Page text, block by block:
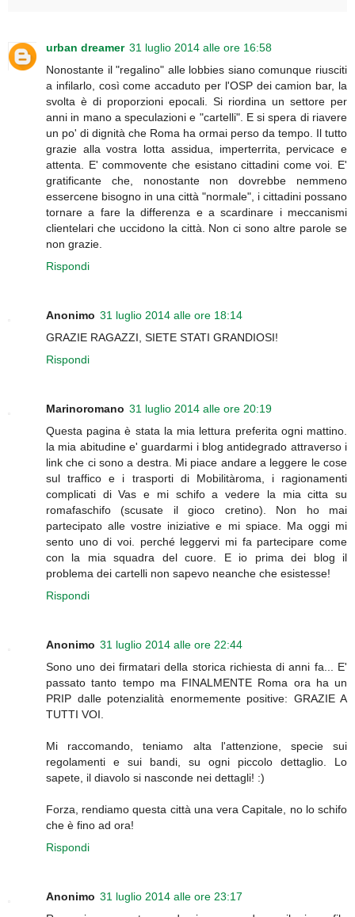
urban dreamer 31 luglio 2014 alle ore 16:58
Nonostante il "regalino" alle lobbies siano comunque riusciti
a infilarlo, così come accaduto per l'OSP dei camion bar, la
svolta è di proporzioni epocali. Si riordina un settore per
anni in mano a speculazioni e "cartelli". E si spera di riavere
un po' di dignità che Roma ha ormai perso da tempo. Il tutto
grazie alla vostra lotta assidua, imperterrita, pervicace e
attenta. E' commovente che esistano cittadini come voi. E'
gratificante che, nonostante non dovrebbe nemmeno
essercene bisogno in una città "normale", i cittadini possano
tornare a fare la differenza e a scardinare i meccanismi
clientelari che uccidono la città. Non ci sono altre parole se
non grazie.
Rispondi
Anonimo 31 luglio 2014 alle ore 18:14
GRAZIE RAGAZZI, SIETE STATI GRANDIOSI!
Rispondi
Marinoromano 31 luglio 2014 alle ore 20:19
Questa pagina è stata la mia lettura preferita ogni mattino.
la mia abitudine e' guardarmi i blog antidegrado attraverso i
link che ci sono a destra. Mi piace andare a leggere le cose
sul traffico e i trasporti di Mobilitàroma, i ragionamenti
complicati di Vas e mi schifo a vedere la mia citta su
romafaschifo (scusate il gioco cretino). Non ho mai
partecipato alle vostre iniziative e mi spiace. Ma oggi mi
sento uno di voi. perché leggervi mi fa partecipare come
con la mia squadra del cuore. E io prima dei blog il
problema dei cartelli non sapevo neanche che esistesse!
Rispondi
Anonimo 31 luglio 2014 alle ore 22:44
Sono uno dei firmatari della storica richiesta di anni fa... E'
passato tanto tempo ma FINALMENTE Roma ora ha un
PRIP dalle potenzialità enormemente positive: GRAZIE A
TUTTI VOI.
Mi raccomando, teniamo alta l'attenzione, specie sui
regolamenti e sui bandi, su ogni piccolo dettaglio. Lo
sapete, il diavolo si nasconde nei dettagli! :)
Forza, rendiamo questa città una vera Capitale, no lo schifo
che è fino ad ora!
Rispondi
Anonimo 31 luglio 2014 alle ore 23:17